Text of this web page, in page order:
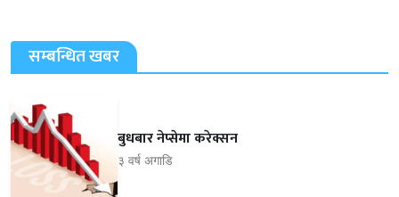
सम्बन्धित खबर
बुधबार नेप्सेमा करेक्सन
३ वर्ष अगाडि